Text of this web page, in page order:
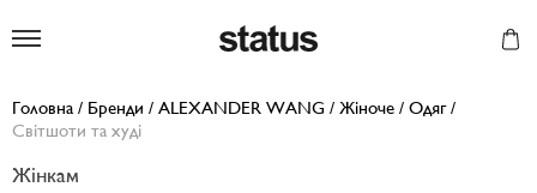
Головна / Бренди / ALEXANDER WANG / Жіноче / Одяг/
Світшоти та худі
Жінкам